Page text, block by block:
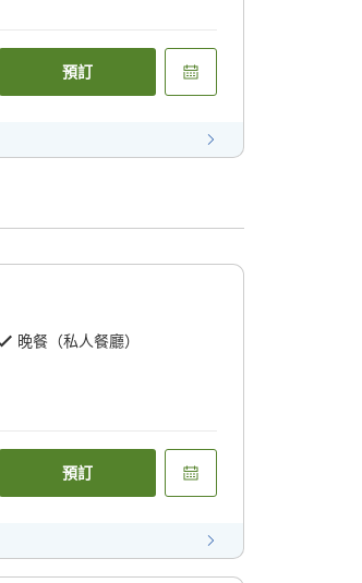
預訂
晚餐（私人餐廳）
預訂